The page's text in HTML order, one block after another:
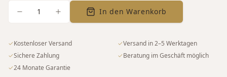
1 In den Warenkorb
✓Kostenloser Versand ✓Versand in 2–5 Werktagen
✓Sichere Zahlung ✓Beratung im Geschäft möglich
✓24 Monate Garantie